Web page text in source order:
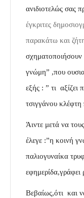
ανιδιοτελώς σας
έγκριτες
παρακάτω και
σχηματοποιήσουν
γνώμη” ,που
εξής : ” τι αξίζει
τσιγγάνου
Άιντε μετά να
έλεγε :”η κοινή
παλιογυναίκα
Βεβαίως,ότι και